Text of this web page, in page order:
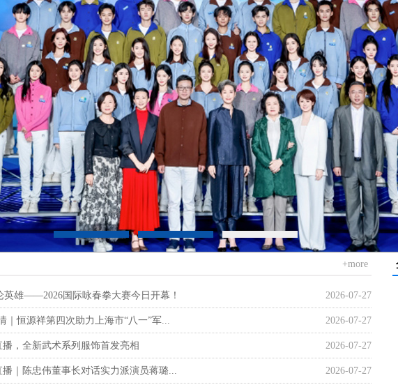
+more
英雄——2026国际咏春拳大赛今日开幕！ 2026-07-27
｜恒源祥第四次助力上海市“八一”军... 2026-07-27
，全新武术系列服饰首发亮相 2026-07-27
｜陈忠伟董事长对话实力派演员蒋璐... 2026-07-27